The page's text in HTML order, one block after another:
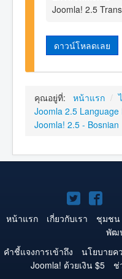
Joomla! 2.5
ดาวน์โหลดเลย
คุณอยู่ที่: หน้าแรก /
Joomla 2.5 Language
Joomla! 2.5 - Bosnian
Joomla!
บน
Twitter
บน
หน้าแรก เกี่ยวกับเรา ชุมชน
พัฒ
คำชี้แจงการเข้าถึง
นโยบายค
Joomla! ด้วยเงิน $5
ช่